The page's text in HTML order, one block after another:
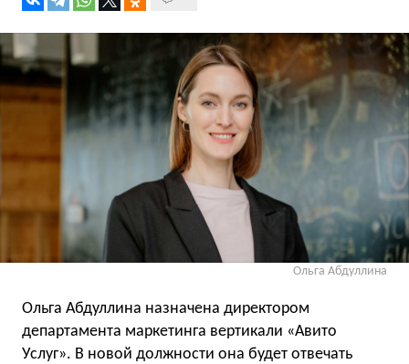
Ольга Абдуллина
Ольга Абдуллина назначена директором
департамента маркетинга вертикали «Авито
Услуг». В новой должности она будет отвечать